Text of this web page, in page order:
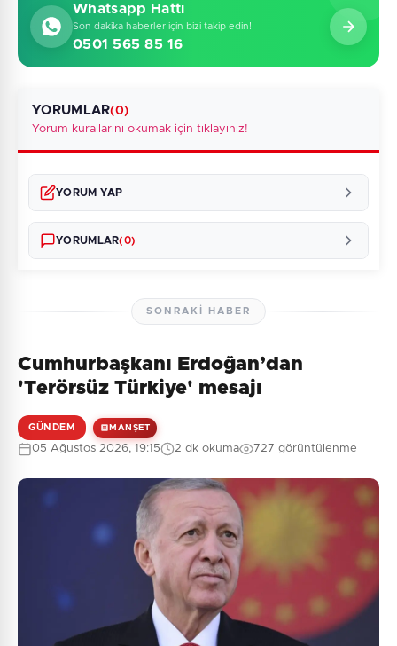
Whatsapp Hattı
Son dakika haberler için bizi takip edin!
0501 565 85 16
YORUMLAR(0)
Yorum kurallarını okumak için tıklayınız!
YORUM YAP
Güvenlik Sorusu:
9 + 5 = ?
Gönder
YORUMLAR(0)
Henüz yorum yapılmamış. İlk yorumu siz yapın!
SONRAKI HABER
Cumhurbaşkanı Erdoğan’dan
'Terörsüz Türkiye' mesajı
GÜNDEM MANŞET
05 Ağustos 2026, 19:15 2 dk okuma 727 görüntülenme